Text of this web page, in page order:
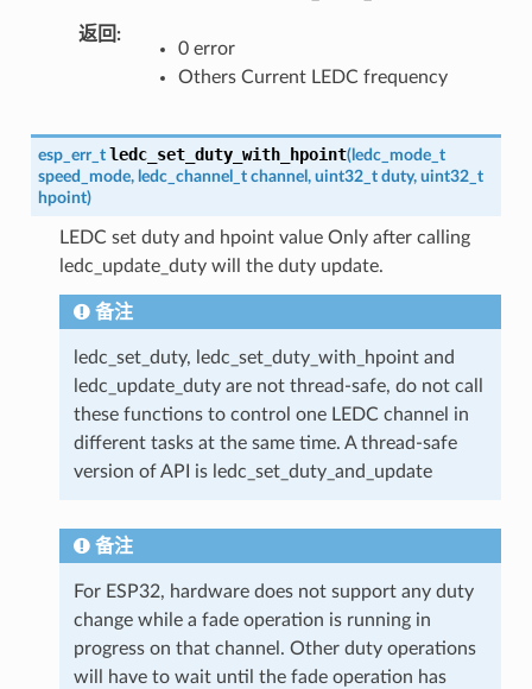
返回
0 error
Others Current LEDC frequency
esp_err_t ledc_set_duty_with_hpoint(ledc_mode_t
speed_mode, ledc_channel_t channel , uint32_t duty, uint32_t
hpoint)
LEDC set duty and hpoint value Only after calling
ledc_update_duty will the duty update.
备注
ledc_set_duty, ledc_set_duty_with_hpoint and
ledc_update_duty are not thread-safe, do not call
these functions to control one LEDC channel in
different tasks at the same time. A thread-safe
version of API is ledc_set_duty_and_update
备注
For ESP32, hardware does not support any duty
change while a fade operation is running in
progress on that channel. Other duty operations
will have to wait until the fade operation has